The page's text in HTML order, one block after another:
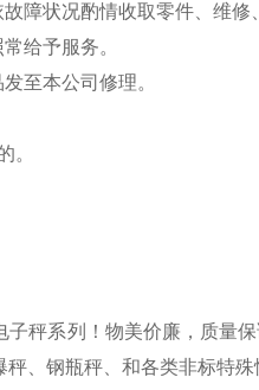
障状况酌情收取零件、维修
给予服务。
至本公司修理。
。
子秤系列！物美价廉，质量
秤、钢瓶秤、和各类非标特